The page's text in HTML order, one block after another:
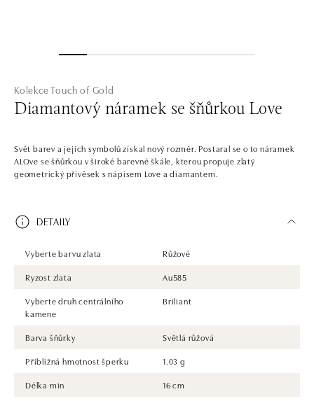
Kolekce Touch of Gold
Diamantový náramek se šňůrkou Love
Svět barev a jejich symbolů získal nový rozměr. Postaral se o to náramek
ALOve se šňůrkou v široké barevné škále, kterou propuje zlatý
geometrický přívěsek s nápisem Love a diamantem.
DETAILY
Vyberte barvu zlata
Růžové
Ryzost zlata
Au585
Vyberte druh centrálního
kamene
Briliant
Barva šňůrky
Světlá růžová
Přibližná hmotnost šperku
1.03 g
Délka min
16 cm